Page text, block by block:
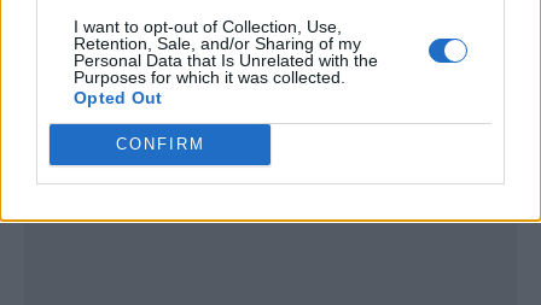
I want to opt-out of Collection, Use,
Retention, Sale, and/or Sharing of my
Personal Data that Is Unrelated with the
Purposes for which it was collected.
Opted Out
CONFIRM
Publicidad